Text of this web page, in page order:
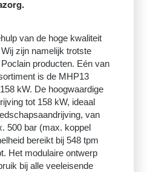
van de hoge kwaliteit
zijn namelijk trotste
producten. Eén van
is de MHP13
​​kW. De hoogwaardige
tot 158 ​​kW, ideaal
van
500 bar (max. koppel
bereikt bij 548 tpm
Het modulaire ontwerp
bij alle veeleisende